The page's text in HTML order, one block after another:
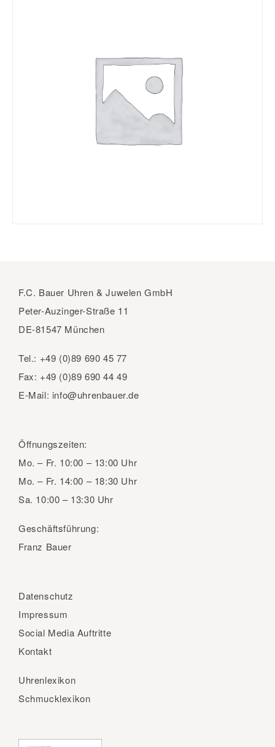
F.C. Bauer Uhren & Juwelen GmbH
Peter-Auzinger-Straße 11
DE-81547 München
Tel.: +49 (0)89 690 45 77
Fax: +49 (0)89 690 44 49
E-Mail: info@uhrenbauer.de
Öffnungszeiten:
Mo. – Fr. 10:00 – 13:00 Uhr
Mo. – Fr. 14:00 – 18:30 Uhr
Sa. 10:00 – 13:30 Uhr
Geschäftsführung:
Franz Bauer
Datenschutz
Impressum
Social Media Auftritte
Kontakt
Uhrenlexikon
Schmucklexikon